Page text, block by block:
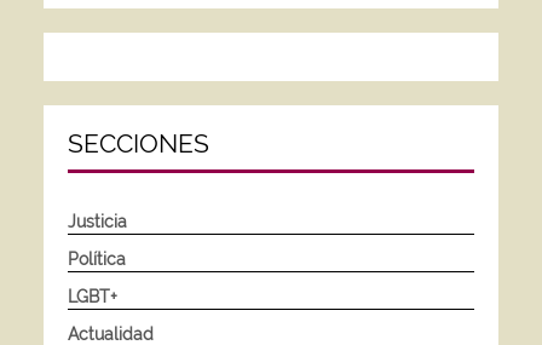
SECCIONES
Justicia
Política
LGBT+
Actualidad